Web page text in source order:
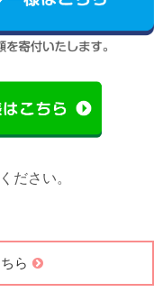
ださい。
ら